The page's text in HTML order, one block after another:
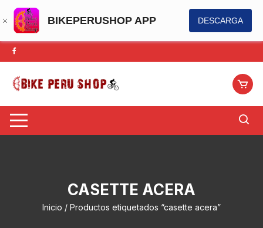
BIKEPERUSHOP APP DESCARGA
Saltar
al
contenido
CASETTE ACERA
Inicio / Productos etiquetados “casette acera”